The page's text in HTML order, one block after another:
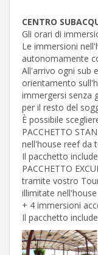
CENTRO
Gli orari di
Le immersioni
autonomamente
All'arrivo ogni sub
orientamento
immergersi senza
per il resto del
È possibile
PACCHETTO
nell'house reef da
Il pacchetto
PACCHETTO
tramite vostro
illimitate
+ 4 immersioni
Il pacchetto